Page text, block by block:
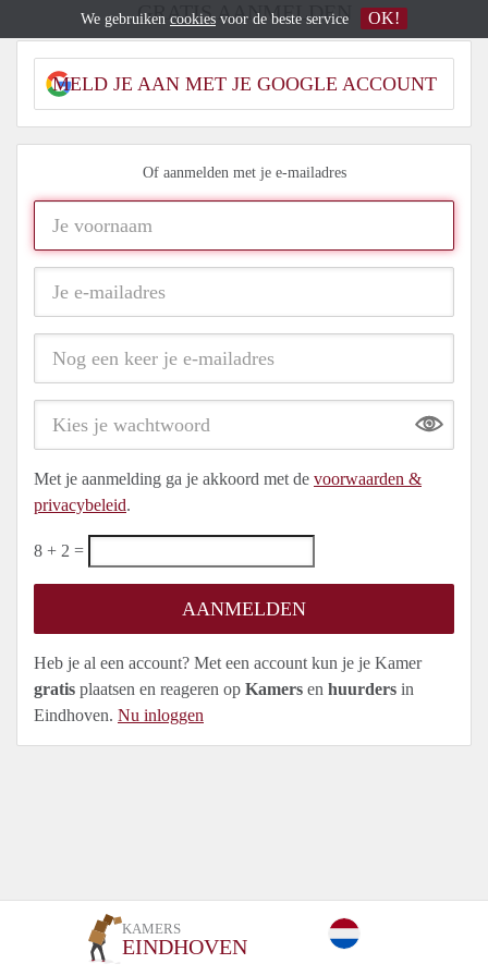
KAMERS
EINDHOVEN
GRATIS AANMELDEN
MELD JE AAN MET JE GOOGLE ACCOUNT
Of aanmelden met je e-mailadres
Show
Met je aanmelding ga je akkoord met de voorwaarden &
privacybeleid.
8 + 2 =
Heb je al een account? Met een account kun je je Kamer
gratis plaatsen en reageren op Kamers en huurders in
Eindhoven. Nu inloggen
We gebruiken cookies voor de beste service OK!